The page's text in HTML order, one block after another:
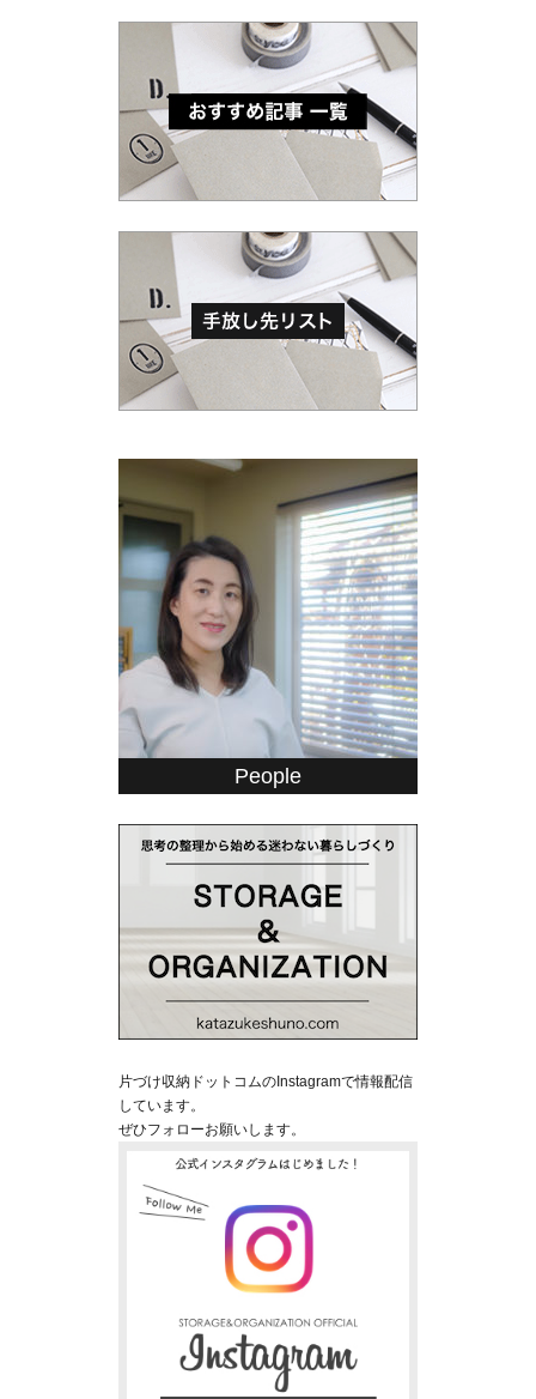
People
片づけ収納ドットコムのInstagramで情報配信
しています。
ぜひフォローお願いします。